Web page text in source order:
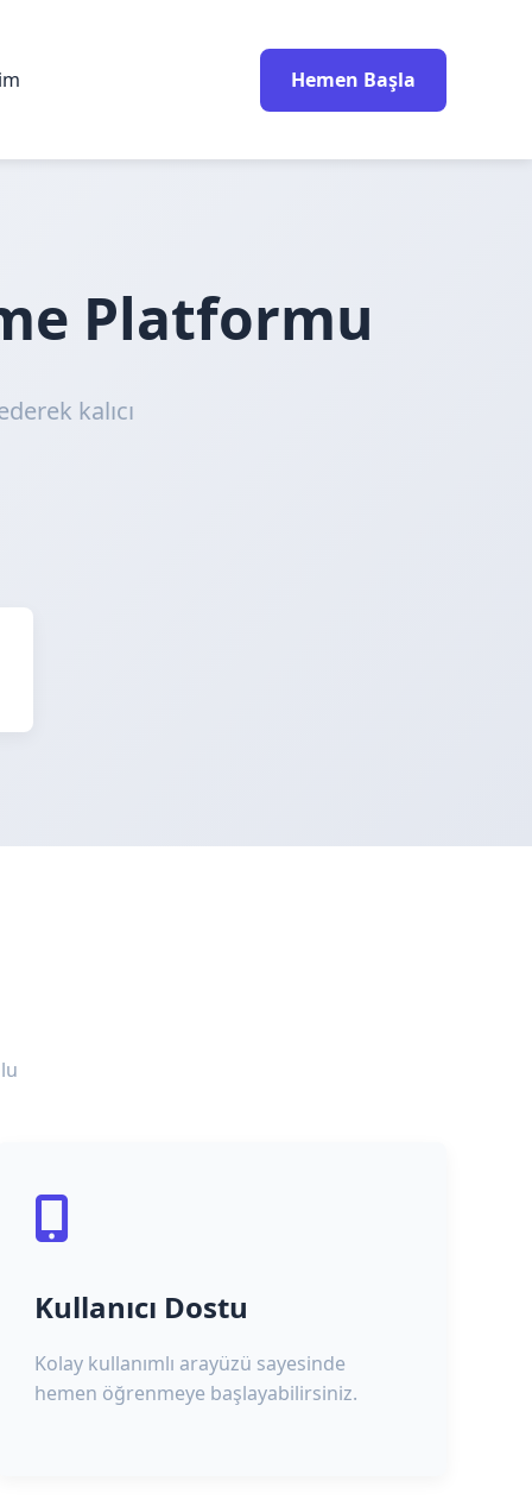
Hemen Başla
Platformu
kalıcı
Kullanıcı Dostu
Kolay kullanımlı arayüzü sayesinde
hemen öğrenmeye başlayabilirsiniz.